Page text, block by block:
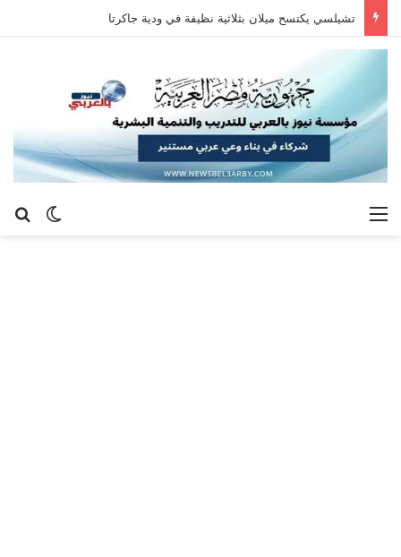
تشيلسي يكتسح ميلان بثلاثية نظيفة في ودية جاكرتا
الوضع القائمة